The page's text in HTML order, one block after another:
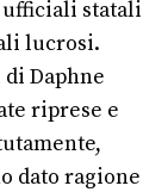
ufficiali statali
lucrosi.
Daphne
riprese e
dato ragione